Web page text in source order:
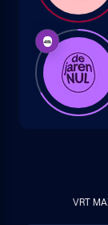
Studio
Brussel
VRT